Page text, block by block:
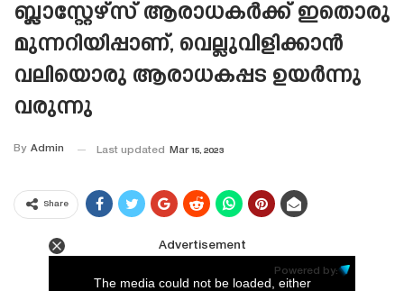
ബ്ലാസ്റ്റേഴ്‌സ് ആരാധകർക്ക് ഇതൊരു
മുന്നറിയിപ്പാണ്, വെല്ലുവിളിക്കാൻ
വലിയൊരു ആരാധകപ്പട ഉയർന്നു
വരുന്നു
By Admin Last updated Mar 15, 2023
Share
Advertisement
Powered by:
The media could not be loaded, either